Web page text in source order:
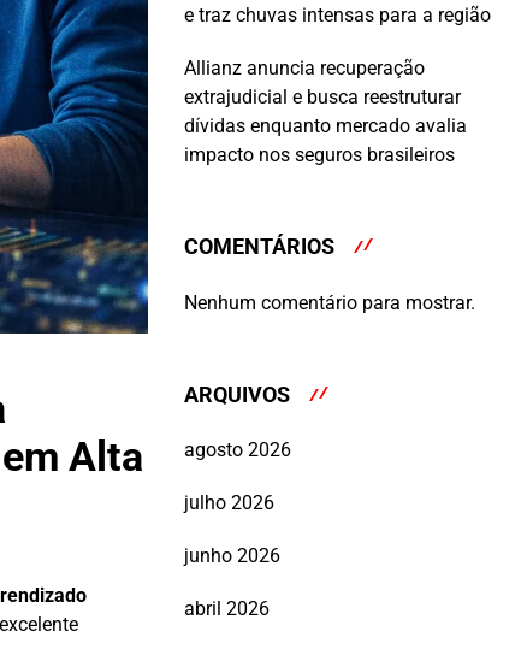
Alta
e traz chuvas intensas para a região
Allianz anuncia recuperação
extrajudicial e busca reestruturar
dívidas enquanto mercado avalia
impacto nos seguros brasileiros
COMENTÁRIOS
Nenhum comentário para mostrar.
ARQUIVOS
agosto 2026
julho 2026
junho 2026
abril 2026